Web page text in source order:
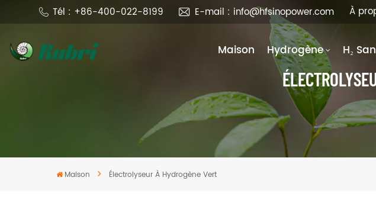
Tél : +86-400-022-8199 E-mail : info@hfsinopower.com À
Maison Hydrogène H₂
Maison Électrolyseur À Hydrogène Vert